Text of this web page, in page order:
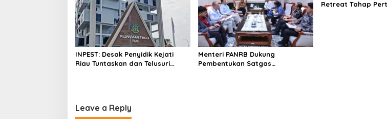
INPEST: Desak Penyidik Kejati
Riau Tuntaskan dan Telusuri
Menteri PANRB Dukung
Pembentukan Satgas
Retreat Tahap
Leave a Reply